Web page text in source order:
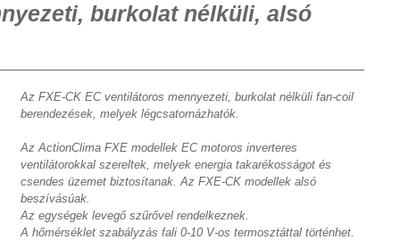
burkolat nélküli, alsó
Az FXE-CK EC ventilátoros mennyezeti, burkolat nélküli fan-coil
berendezések, melyek légcsatornázhatók.
Az ActionClima FXE modellek EC motoros inverteres
ventilátorokkal szereltek, melyek energia takarékosságot és
csendes üzemet biztosítanak. Az FXE-CK modellek alsó
beszívásúak.
Az egységek levegő szűrővel rendelkeznek.
A hőmérséklet szabályzás fali 0-10 V-os termosztáttal történhet.